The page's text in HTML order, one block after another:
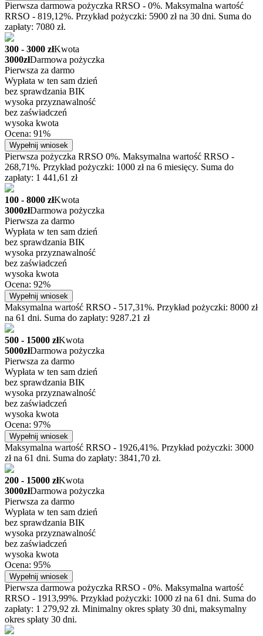
Pierwsza darmowa pożyczka RRSO - 0%. Maksymalna wartość
RRSO - 819,12%. Przykład pożyczki: 5900 zł na 30 dni. Suma do
zapłaty: 7080 zł.
300 - 3000 złKwota
3000złDarmowa pożyczka
Pierwsza za darmo
Wypłata w ten sam dzień
bez sprawdzania BIK
wysoka przyznawalność
bez zaświadczeń
wysoka kwota
Ocena: 91%
Wypełnij wniosek
Pierwsza pożyczka RRSO 0%. Maksymalna wartość RRSO -
268,71%. Przykład pożyczki: 1000 zł na 6 miesięcy. Suma do
zapłaty: 1 441,61 zł
100 - 8000 złKwota
3000złDarmowa pożyczka
Pierwsza za darmo
Wypłata w ten sam dzień
bez sprawdzania BIK
wysoka przyznawalność
bez zaświadczeń
wysoka kwota
Ocena: 92%
Wypełnij wniosek
Maksymalna wartość RRSO - 517,31%. Przykład pożyczki: 8000 zł
na 61 dni. Suma do zapłaty: 9287.21 zł
500 - 15000 złKwota
5000złDarmowa pożyczka
Pierwsza za darmo
Wypłata w ten sam dzień
bez sprawdzania BIK
wysoka przyznawalność
bez zaświadczeń
wysoka kwota
Ocena: 97%
Wypełnij wniosek
Maksymalna wartość RRSO - 1926,41%. Przykład pożyczki: 3000
zł na 61 dni. Suma do zapłaty: 3841,70 zł.
200 - 15000 złKwota
3000złDarmowa pożyczka
Pierwsza za darmo
Wypłata w ten sam dzień
bez sprawdzania BIK
wysoka przyznawalność
bez zaświadczeń
wysoka kwota
Ocena: 95%
Wypełnij wniosek
Pierwsza darmowa pożyczka RRSO - 0%. Maksymalna wartość
RRSO - 1913,99%. Przykład pożyczki: 1000 zł na 61 dni. Suma do
zapłaty: 1 279,92 zł. Minimalny okres spłaty 30 dni, maksymalny
okres spłaty 30 dni.